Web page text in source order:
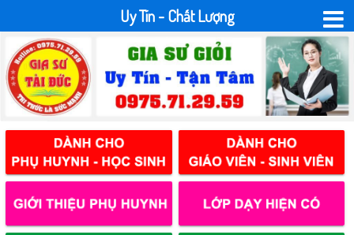
Uy Tín - Chất Lượng